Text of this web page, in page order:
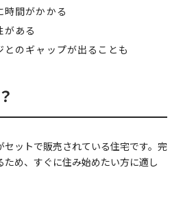
時間がかかる
がある
のギャップが出ることも
セットで販売されている住宅です。完
め、すぐに住み始めたい方に適し